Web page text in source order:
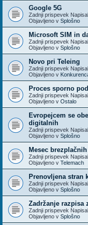
Google 5G
Zadnji prispevek
Objavljeno v Splošno
Microsoft SIM in
Zadnji prispevek
Objavljeno v Splošno
Novo pri Teleing
Zadnji prispevek
Objavljeno v
Proces sporno
Zadnji prispevek
Objavljeno v Ostalo
Evropejcem se
digitalnih
Zadnji prispevek
Objavljeno v Splošno
Mesec
Zadnji prispevek
Objavljeno v Telemach
Prenovljena stran
Zadnji prispevek
Objavljeno v Splošno
Zadržanje razpisa
Zadnji prispevek
Objavljeno v Splošno